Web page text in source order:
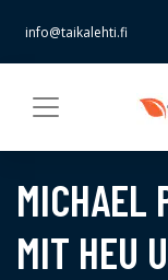
info@taikalehti.fi
MICHAEL
MIT HEU